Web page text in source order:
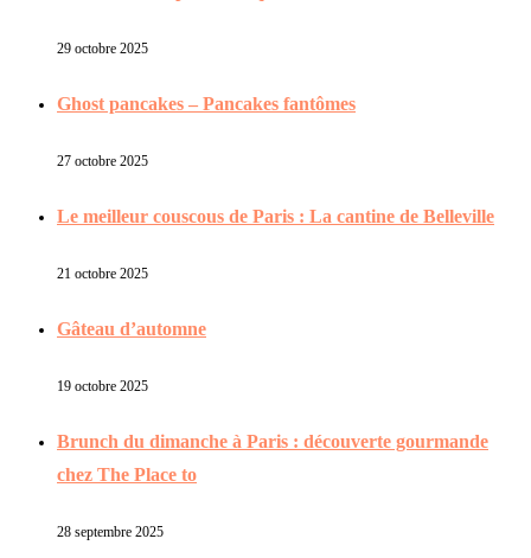
29 octobre 2025
Ghost pancakes – Pancakes fantômes
27 octobre 2025
Le meilleur couscous de Paris : La cantine de Belleville
21 octobre 2025
Gâteau d’automne
19 octobre 2025
Brunch du dimanche à Paris : découverte gourmande
chez The Place to
28 septembre 2025